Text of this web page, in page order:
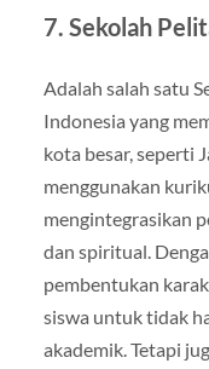
7. Sekolah
Adalah salah satu
Indonesia yang
kota besar, seperti
menggunakan
mengintegrasikan
dan spiritual.
pembentukan
siswa untuk tidak
akademik. Tetapi